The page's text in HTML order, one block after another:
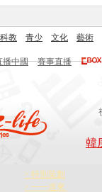
科教 青少 文化 藝術
播中國
賽事直播
韓
> 特別策劃
> 一一道來